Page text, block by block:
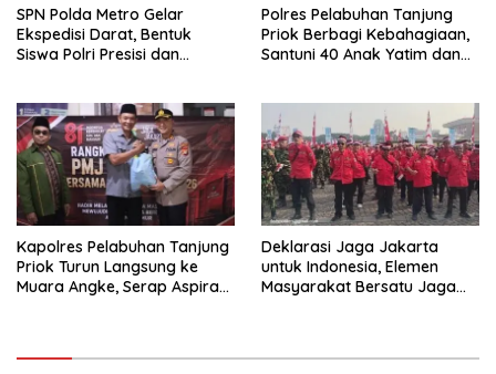
SPN Polda Metro Gelar
Ekspedisi Darat, Bentuk
Siswa Polri Presisi dan
Polres Pelabuhan Tanjung
Priok Berbagi Kebahagiaan,
Santuni 40 Anak Yatim dan
Kapolres Pelabuhan Tanjung
Priok Turun Langsung ke
Muara Angke, Serap Aspirasi
Deklarasi Jaga Jakarta
untuk Indonesia, Elemen
Masyarakat Bersatu Jaga